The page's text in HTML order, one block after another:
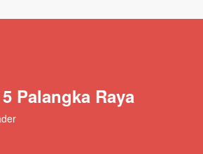
Palangka Raya